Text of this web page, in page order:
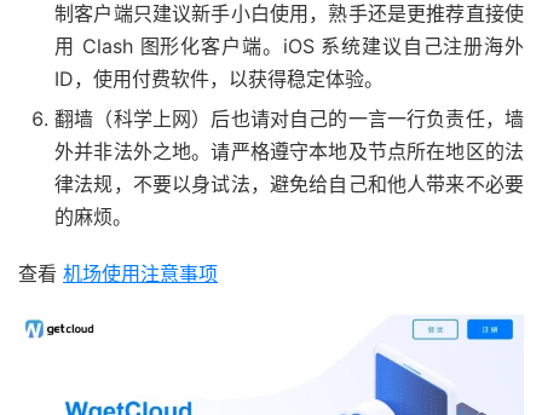
制客户端只建议新手小白使用，熟手还是更推荐直接使
用 Clash 图形化客户端。iOS 系统建议自己注册海外
ID，使用付费软件，以获得稳定体验。
翻墙（科学上网）后也请对自己的一言一行负责任，墙
外并非法外之地。请严格遵守本地及节点所在地区的法
律法规，不要以身试法，避免给自己和他人带来不必要
的麻烦。
查看 机场使用注意事项